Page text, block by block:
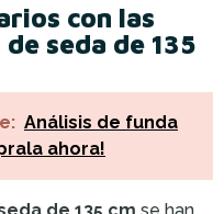
con las
seda de 135
Análisis de funda
ahora!